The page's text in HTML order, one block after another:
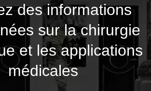
des informations
sur la chirurgie
et les applications
médicales